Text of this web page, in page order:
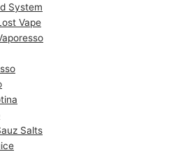
System
Vape
Salts